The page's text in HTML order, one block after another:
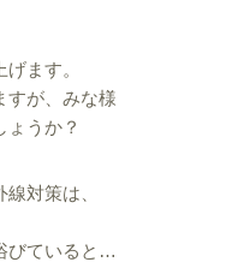
ます。
すが、みな様
ょうか？
対策は、
びていると…